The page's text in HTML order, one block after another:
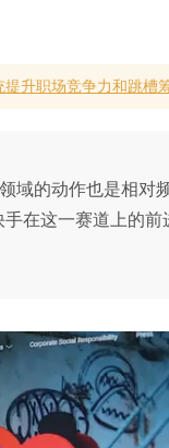
升职场竞争力和跳槽筹
域的动作也是相对
在这一赛道上的前